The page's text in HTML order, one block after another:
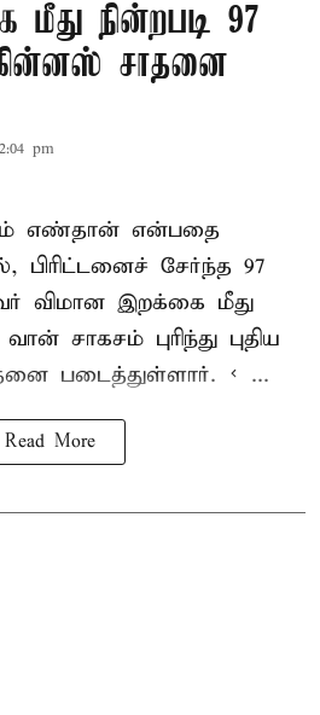
நின்றபடி 97
சாதனை
pm
எண்தான் என்பதை
பிரிட்டனைச் சேர்ந்த 97
விமான இறக்கை மீது
சாகசம் புரிந்து புதிய
படைத்துள்ளார். < ...
Read More